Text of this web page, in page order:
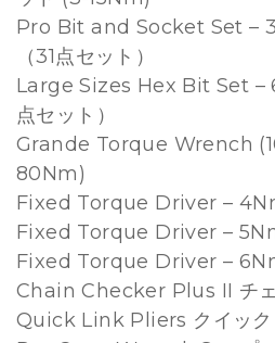
Pro Bit and Socket Set –
（31点セット）
Large Sizes Hex Bit Set –
点セット）
Grande Torque Wrench
80Nm)
Fixed Torque Driver –
Fixed Torque Driver –
Fixed Torque Driver –
Chain Checker Plus II チ
Quick Link Pliers クイック